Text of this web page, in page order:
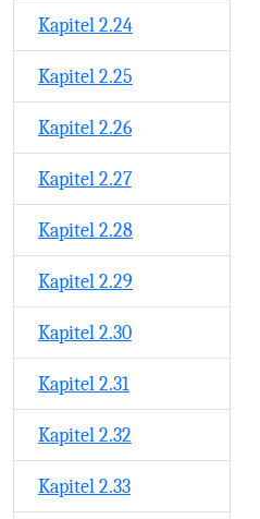
Kapitel 2.24
Kapitel 2.25
Kapitel 2.26
Kapitel 2.27
Kapitel 2.28
Kapitel 2.29
Kapitel 2.30
Kapitel 2.31
Kapitel 2.32
Kapitel 2.33